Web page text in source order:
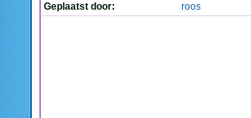
Geplaatst door: roos